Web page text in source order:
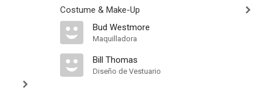
Costume & Make-Up
Bud Westmore
Maquilladora
Bill Thomas
Diseño de Vestuario